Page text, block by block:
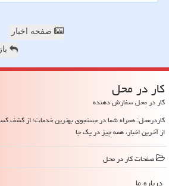
صفحه اخبار
كار در محل
کار در محل سفارش دهنده
کاردرمحل: همراه شما در جستجوی بهترین خدمات؛ از کشف
از آخرین اخبار، همه چیز در یک جا
صفحات كار در محل